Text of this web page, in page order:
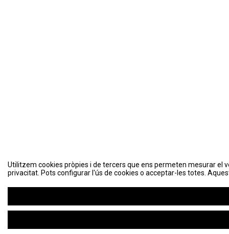
Utilitzem cookies pròpies i de tercers que ens permeten mesurar el
privacitat. Pots configurar l'ús de cookies o acceptar-les totes.
Utilitzem cookies pròpies i de tercers que ens permeten mesurar el
privacitat. Pots configurar l'ús de cookies o acceptar-les totes.